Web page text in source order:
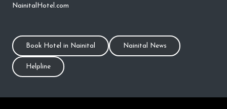
NainitalHotel.com
Book Hotel in Nainital Nainital News
Helpline